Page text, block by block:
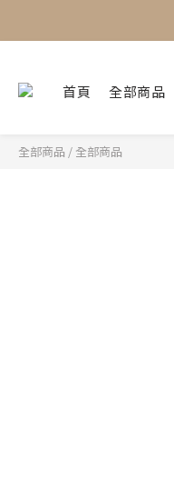
首頁 全部商品
全部商品 / 全部商品